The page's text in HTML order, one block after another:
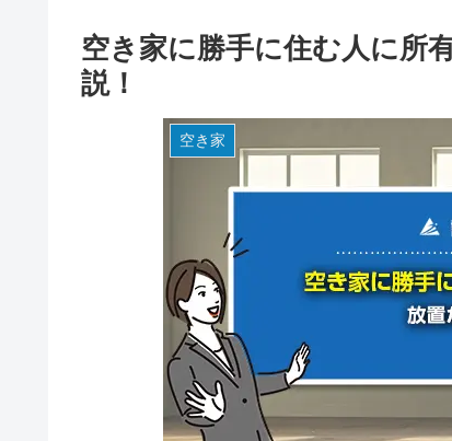
空き家に勝手に住む人に所
説！
空き家